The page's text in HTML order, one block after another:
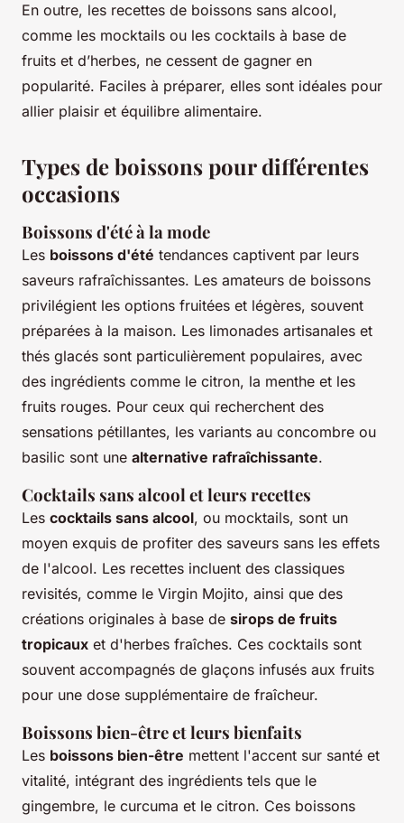
En outre, les recettes de boissons sans alcool,
comme les mocktails ou les cocktails à base de
fruits et d’herbes, ne cessent de gagner en
popularité. Faciles à préparer, elles sont idéales pour
allier plaisir et équilibre alimentaire.
Types de boissons pour différentes
occasions
Boissons d'été à la mode
Les boissons d'été tendances captivent par leurs
saveurs rafraîchissantes. Les amateurs de boissons
privilégient les options fruitées et légères, souvent
préparées à la maison. Les limonades artisanales et
thés glacés sont particulièrement populaires, avec
des ingrédients comme le citron, la menthe et les
fruits rouges. Pour ceux qui recherchent des
sensations pétillantes, les variants au concombre ou
basilic sont une alternative rafraîchissante.
Cocktails sans alcool et leurs recettes
Les cocktails sans alcool, ou mocktails, sont un
moyen exquis de profiter des saveurs sans les effets
de l'alcool. Les recettes incluent des classiques
revisités, comme le Virgin Mojito, ainsi que des
créations originales à base de sirops de fruits
tropicaux et d'herbes fraîches. Ces cocktails sont
souvent accompagnés de glaçons infusés aux fruits
pour une dose supplémentaire de fraîcheur.
Boissons bien-être et leurs bienfaits
Les boissons bien-être mettent l'accent sur santé et
vitalité, intégrant des ingrédients tels que le
gingembre, le curcuma et le citron. Ces boissons